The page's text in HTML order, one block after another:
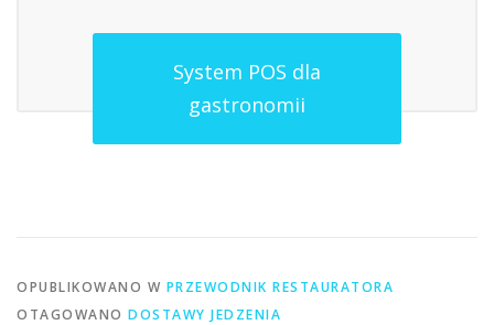
System POS dla
gastronomii
OPUBLIKOWANO W PRZEWODNIK RESTAURATORA
OTAGOWANO DOSTAWY JEDZENIA